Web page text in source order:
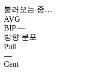
불러오는 중…
AVG —
BIP —
방향 분포
Pull
—
Cent